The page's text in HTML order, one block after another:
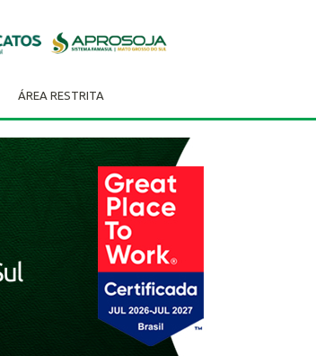
ÁREA RESTRITA